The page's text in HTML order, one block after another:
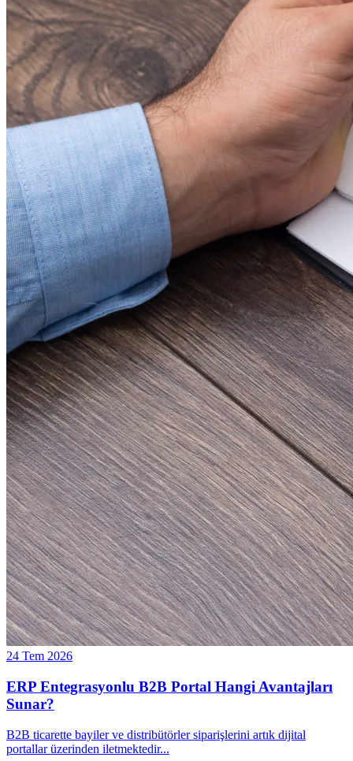
24 Tem 2026
ERP Entegrasyonlu B2B Portal Hangi Avantajları
Sunar?
B2B ticarette bayiler ve distribütörler siparişlerini artık dijital
portallar üzerinden iletmektedir...